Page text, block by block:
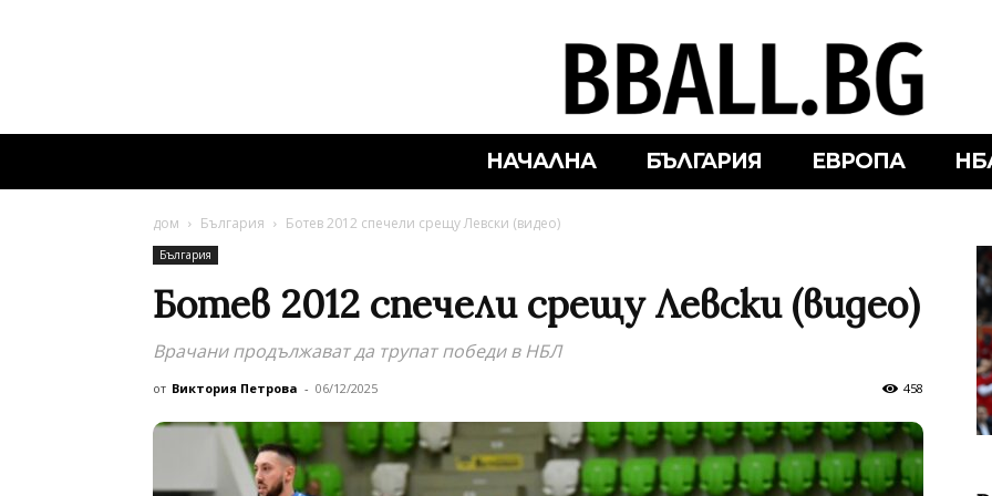
НАЧАЛНА БЪЛГАРИЯ ЕВРОПА
дом България Ботев 2012 спечели срещу Левски (видео)
България
Ботев 2012 спечели срещу Левски (видео)
Врачани продължават да трупат победи в НБЛ
от Виктория Петрова - 06/12/2025 458